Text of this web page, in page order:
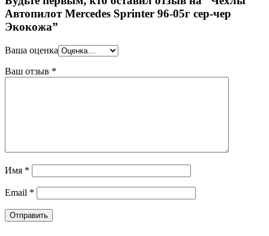
Автопилот Mercedes Sprinter 96-05г сер-чер
Экокожа”
Ваша оценка
Ваш отзыв *
Имя *
Email *